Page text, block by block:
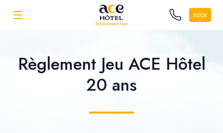
BOOK
Règlement Jeu ACE Hôtel
20 ans